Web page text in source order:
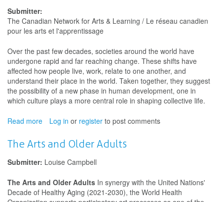
chemins
:
les
fondements
d’un
monde
en
transformation
Submitter:
The Canadian Network for Arts & Learning / Le réseau canadien
pour les arts et l'apprentissage
Over the past few decades, societies around the world have
undergone rapid and far reaching change. These shifts have
affected how people live, work, relate to one another, and
understand their place in the world. Taken together, they suggest
the possibility of a new phase in human development, one in
which culture plays a more central role in shaping collective life.
Read more about
at
the
Crossroads:
the
Foundations
of
Log in or register to post comments
The Arts and Older Adults
Submitter: Louise Campbell
The Arts and Older Adults In synergy with the United Nations'
Decade of Healthy Aging (2021-2030), the World Health